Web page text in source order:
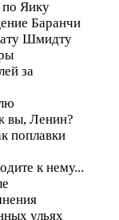
Яику
Баранчи
Шмидту
за
вы, Ленин?
поплавки
к нему...
ульях